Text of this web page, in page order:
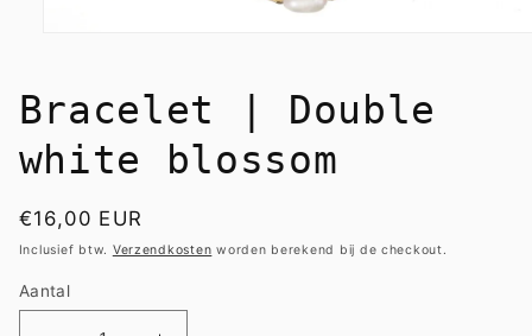
modaal
Bracelet | Double
white blossom
Normale
prijs
€16,00 EUR
Inclusief btw. Verzendkosten worden berekend bij de checkout.
Aantal